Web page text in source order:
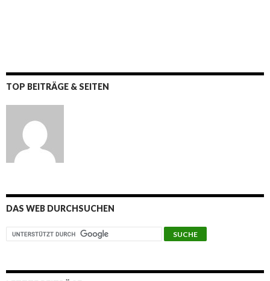
TOP BEITRÄGE & SEITEN
DAS WEB DURCHSUCHEN